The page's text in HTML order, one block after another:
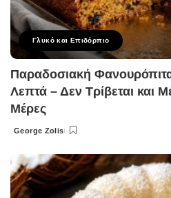
Γλυκό και Επιδόρπιο
Παραδοσιακή
Λεπτά – Δεν Τρίβεται και
Μέρες
Posted
George Zolis